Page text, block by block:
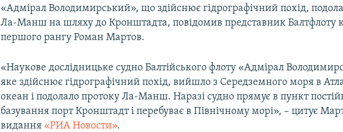
«Адмірал Володимирський», що здійснює гідрографічний похід,
Ла-Манш на шляху до Кронштадта, повідомив представник Балтфлоту
першого рангу Роман Мартов.
«Наукове дослідницьке судно Балтійського флоту «Адмірал
яке здійснює гідрографічний похід, вийшло з Середземного моря в
океан і подолало протоку Ла-Манш. Наразі судно прямує в пункт
базування порт Кронштадт і перебуває в Північному морі», – цитує
видання «РИА Новости».